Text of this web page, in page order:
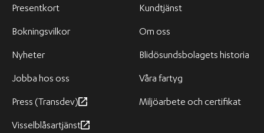
Presentkort
Bokningsvilkor
Nyheter
Jobba hos oss
Press (Transdev)
Visselblåsartjänst
Kundtjänst
Om oss
Blidösundsbolagets historia
Våra fartyg
Miljöarbete och certifikat